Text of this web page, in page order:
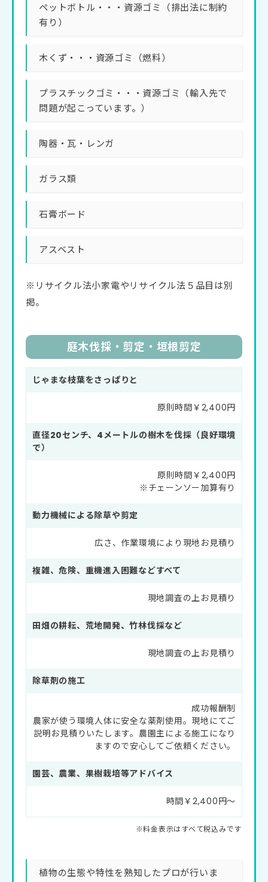
ペットボトル・・・資源ゴミ（排出法に制約
有り）
木くず・・・資源ゴミ（燃料）
プラスチックゴミ・・・資源ゴミ（輸入先で
問題が起こっています。）
陶器・瓦・レンガ
ガラス類
石膏ボード
アスベスト
※リサイクル法小家電やリサイクル法５品目は別
掲。
庭木伐採・剪定・垣根剪定
じゃまな枝葉をさっぱりと
原則時間￥2,400円
直径20センチ、4メートルの樹木を伐採（良好環境
で）
原則時間￥2,400円
※チェーンソー加算有り
動力機械による除草や剪定
広さ、作業環境により現地お見積り
複雑、危険、重機進入困難などすべて
現地調査の上お見積り
田畑の耕耘、荒地開発、竹林伐採など
現地調査の上お見積り
除草剤の施工
成功報酬制
農家が使う環境人体に安全な薬剤使用。現地にてご
説明お見積りいたします。農園主による施工になり
ますので安心してご依頼ください。
園芸、農業、果樹栽培等アドバイス
時間￥2,400円～
植物の生態や特性を熟知したプロが行いま